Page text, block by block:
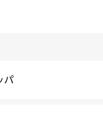
パ